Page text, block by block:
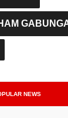
NEWS